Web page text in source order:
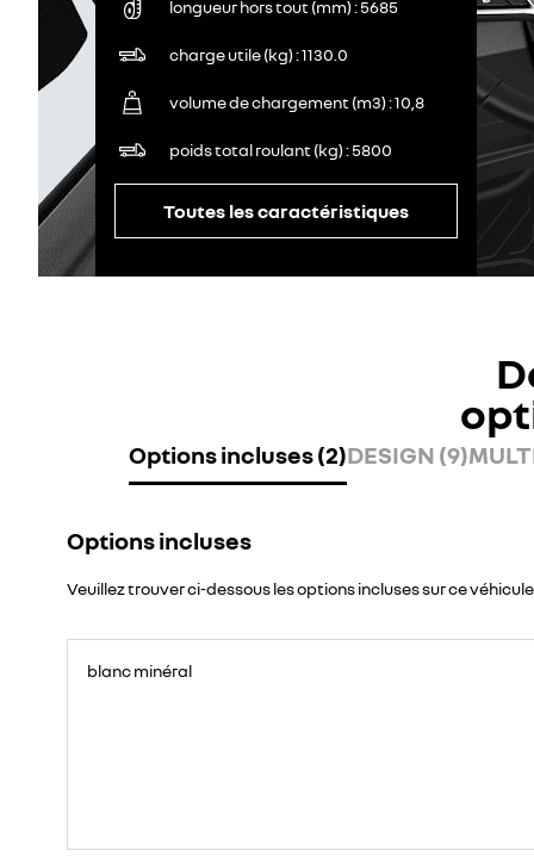
longueur hors tout (mm) 5685
charge utile (kg) 1130.0
volume de chargement (m3) 10,8
poids total roulant (kg) 5800
Toutes les caractéristiques
Options incluses (2)DESIGN (9)
Options incluses
Veuillez trouver ci-dessous les options incluses sur ce véhicule
blanc minéral